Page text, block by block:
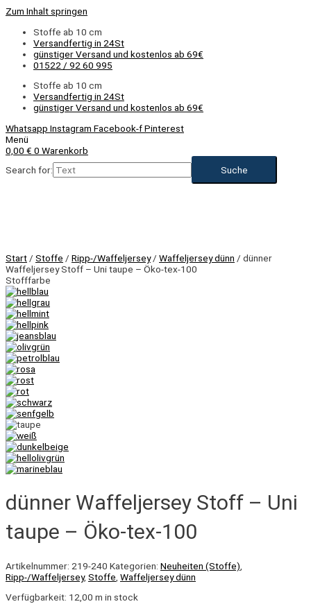
Zum Inhalt springen
Stoffe ab 10 cm
Versandfertig in 24St
günstiger Versand und kostenlos ab 69€
01522 / 92 60 995
Stoffe ab 10 cm
Versandfertig in 24St
günstiger Versand und kostenlos ab 69€
Whatsapp Instagram Facebook-fPinterest
Menü
0,00 € 0 Warenkorb
Search for:
Start / Stoffe / Ripp-/Waffeljersey/ Waffeljersey dünn / dünner
Waffeljersey Stoff – Uni taupe – Öko-tex-100
Stofffarbe
dünner Waffeljersey Stoff – Uni
taupe – Öko-tex-100
Artikelnummer: 219-240 Kategorien: Neuheiten (Stoffe)
Ripp-/Waffeljersey, Stoffe Waffeljersey dünn
Verfügbarkeit: 12,00 m in stock